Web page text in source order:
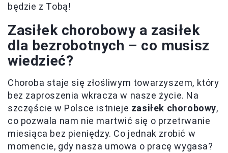
będzie z Tobą!
Zasiłek chorobowy a zasiłek
dla bezrobotnych – co musisz
wiedzieć?
Choroba staje się złośliwym towarzyszem, który
bez zaproszenia wkracza w nasze życie. Na
szczęście w Polsce istnieje zasiłek chorobowy,
co pozwala nam nie martwić się o przetrwanie
miesiąca bez pieniędzy. Co jednak zrobić w
momencie, gdy nasza umowa o pracę wygasa?